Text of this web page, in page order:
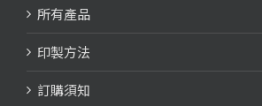
所有產品
印製方法
訂購須知